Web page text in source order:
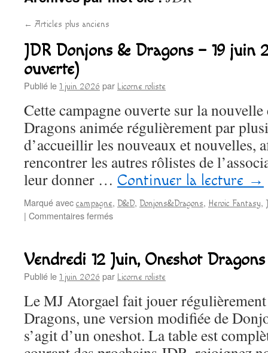
← Articles plus anciens
JDR Donjons & Dragons – 19 juin
ouverte)
Publié le 1 juin 2026 par Licorne roliste
Cette campagne ouverte sur la
Dragons animée régulièrement par
d’accueillir les nouveaux et nouvelles,
rencontrer les autres rôlistes de
leur donner … Continuer la lecture →
Marqué avec campagne, D&D, Donjons&Dragons, Heroic Fantasy,
| Commentaires ferméssur
&
Dragons
–
juin
(campagne
ouverte)
Vendredi 12 Juin, Oneshot Dragons
Publié le 1 juin 2026 par Licorne roliste
Le MJ Atorgael fait jouer
Dragons, une version modifiée de
s’agit d’un oneshot. La table est